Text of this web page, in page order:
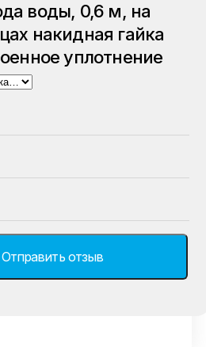
воды, 0,6 м, на
накидная гайка
уплотнение